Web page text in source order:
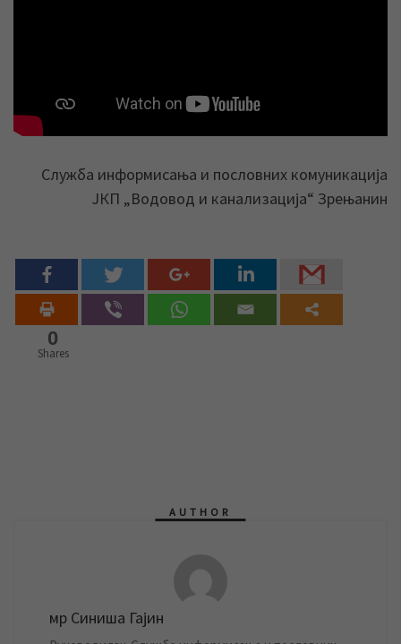
Служба информисања и пословних комуникација
ЈКП „Водовод и канализација“ Зрењанин
0
Shares
AUTHOR
мр Синиша Гајин